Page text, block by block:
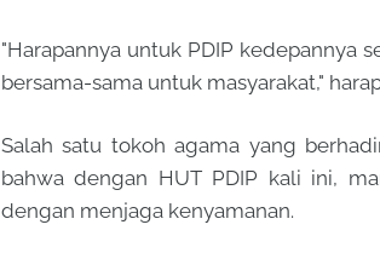
"Harapannya untuk PDIP kedepannya
bersama-sama untuk masyarakat,"
Salah satu tokoh agama yang
bahwa dengan HUT PDIP kali ini,
dengan menjaga kenyamanan.